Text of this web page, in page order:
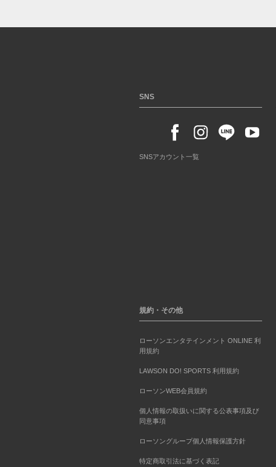
SNS
SNSアカウント一覧
規約・その他
ローソンエンタテインメント ONLINE 利
用規約
LAWSON DO! SPORTS 利用規約
ローソンWEB会員規約
個人情報の取扱いに関する公表事項及び
同意事項
ローソングループ個人情報保護方針
特定商取引法に基づく表記